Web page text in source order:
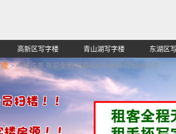
出租租赁招租出售,找高端高档高级超甲级办
高新区写字楼 青山湖写字楼 东湖区
楼> 一线江景 年前免租 精装400平全带 只租48元平